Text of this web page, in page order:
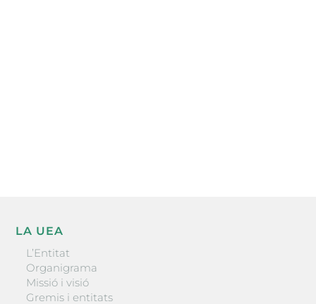
LA UEA
L’Entitat
Organigrama
Missió i visió
Gremis i entitats